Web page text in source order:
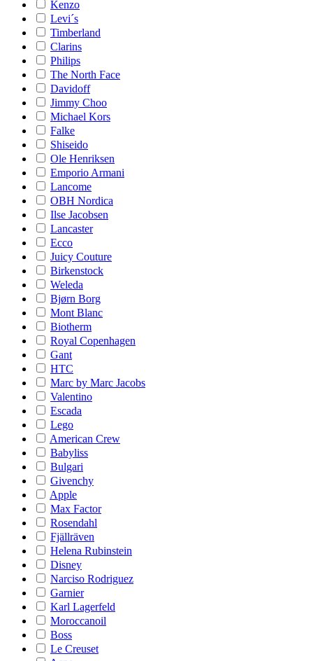
Kenzo
Levi´s
Timberland
Clarins
Philips
The North Face
Davidoff
Jimmy Choo
Michael Kors
Falke
Shiseido
Ole Henriksen
Emporio Armani
Lancome
OBH Nordica
Ilse Jacobsen
Lancaster
Ecco
Juicy Couture
Birkenstock
Weleda
Bjørn Borg
Mont Blanc
Biotherm
Royal Copenhagen
Gant
HTC
Marc by Marc Jacobs
Valentino
Escada
Lego
American Crew
Babyliss
Bulgari
Givenchy
Apple
Max Factor
Rosendahl
Fjällräven
Helena Rubinstein
Disney
Narciso Rodriguez
Garnier
Karl Lagerfeld
Moroccanoil
Boss
Le Creuset